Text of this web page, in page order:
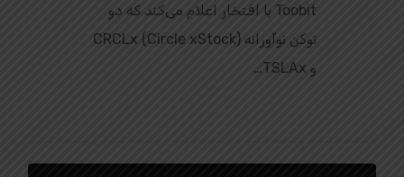
Toobit با افتخار اعلام می‌کند که دو
توکن نوآورانه CRCLx (Circle xStock)
و TSLAx…